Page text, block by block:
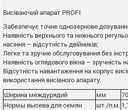
Висіваючий апарат PROFI
Забезпечує точне однозернове
Наявність верхнього та нижнього
насіння – відсутність двійників;
Легке та зручне обслуговування без
Наявність оглядового вікна – зручність
Відсутність навантаження на корпус
використання висівного апарату.
Ширина междурядий
мм
Нормы высева для семян
шт./п.м.